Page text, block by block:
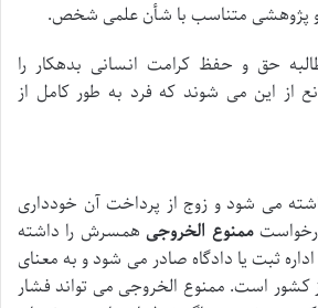
و پژوهشی متناسب با شأن علمی شخص.
حق و حفظ کرامت انسانی بدهکار را
این می شوند که فرد به طور کامل از
می شود و زوج از پرداخت آن خودداری
ممنوع الخروجیهمسرش را داشته
ثبت یا دادگاه صادر می شود و به معنای
کشور است. ممنوع الخروجی می تواند فشار